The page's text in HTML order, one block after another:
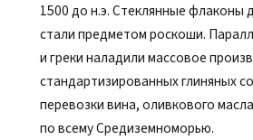
1500 до н.э. Стеклянные флаконы
стали предметом роскоши.
и греки наладили массовое
стандартизированных глиняных
перевозки вина, оливкового
по всему Средиземноморью.